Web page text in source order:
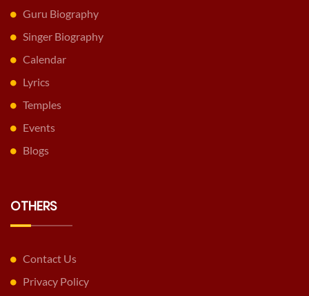
Guru Biography
Singer Biography
Calendar
Lyrics
Temples
Events
Blogs
OTHERS
Contact Us
Privacy Policy